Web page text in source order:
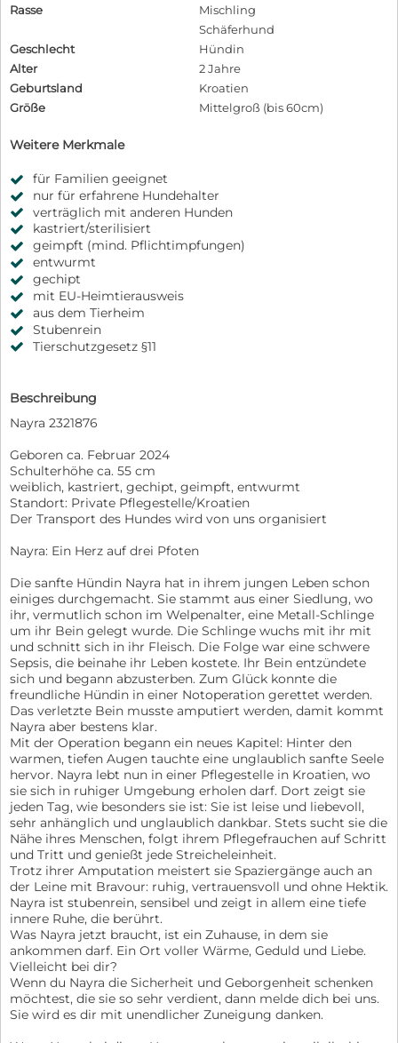
Rasse
Mischling
Schäferhund
Geschlecht
Hündin
Alter
2 Jahre
Geburtsland
Kroatien
Größe
Mittelgroß (bis 60cm)
Weitere Merkmale
für Familien geeignet
nur für erfahrene Hundehalter
verträglich mit anderen Hunden
kastriert/sterilisiert
geimpft (mind. Pflichtimpfungen)
entwurmt
gechipt
mit EU-Heimtierausweis
aus dem Tierheim
Stubenrein
Tierschutzgesetz §11
Beschreibung
Nayra 2321876
Geboren ca. Februar 2024
Schulterhöhe ca. 55 cm
weiblich, kastriert, gechipt, geimpft, entwurmt
Standort: Private Pflegestelle/Kroatien
Der Transport des Hundes wird von uns organisiert
Nayra: Ein Herz auf drei Pfoten
Die sanfte Hündin Nayra hat in ihrem jungen Leben schon
einiges durchgemacht. Sie stammt aus einer Siedlung, wo
ihr, vermutlich schon im Welpenalter, eine Metall-Schlinge
um ihr Bein gelegt wurde. Die Schlinge wuchs mit ihr mit
und schnitt sich in ihr Fleisch. Die Folge war eine schwere
Sepsis, die beinahe ihr Leben kostete. Ihr Bein entzündete
sich und begann abzusterben. Zum Glück konnte die
freundliche Hündin in einer Notoperation gerettet werden.
Das verletzte Bein musste amputiert werden, damit kommt
Nayra aber bestens klar.
Mit der Operation begann ein neues Kapitel: Hinter den
warmen, tiefen Augen tauchte eine unglaublich sanfte Seele
hervor. Nayra lebt nun in einer Pflegestelle in Kroatien, wo
sie sich in ruhiger Umgebung erholen darf. Dort zeigt sie
jeden Tag, wie besonders sie ist: Sie ist leise und liebevoll,
sehr anhänglich und unglaublich dankbar. Stets sucht sie die
Nähe ihres Menschen, folgt ihrem Pflegefrauchen auf Schritt
und Tritt und genießt jede Streicheleinheit.
Trotz ihrer Amputation meistert sie Spaziergänge auch an
der Leine mit Bravour: ruhig, vertrauensvoll und ohne Hektik.
Nayra ist stubenrein, sensibel und zeigt in allem eine tiefe
innere Ruhe, die berührt.
Was Nayra jetzt braucht, ist ein Zuhause, in dem sie
ankommen darf. Ein Ort voller Wärme, Geduld und Liebe.
Vielleicht bei dir?
Wenn du Nayra die Sicherheit und Geborgenheit schenken
möchtest, die sie so sehr verdient, dann melde dich bei uns.
Sie wird es dir mit unendlicher Zuneigung danken.